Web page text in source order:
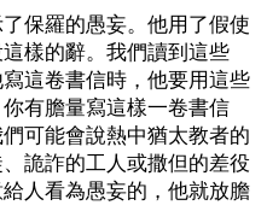
保羅的愚妄。他用了假使
樣的辭。我們讀到這些
這卷書信時，他要用這些
有膽量寫這樣一卷書信
可能會說熱中猶太教者的
詭詐的工人或撒但的差役
人看為愚妄的，他就放膽